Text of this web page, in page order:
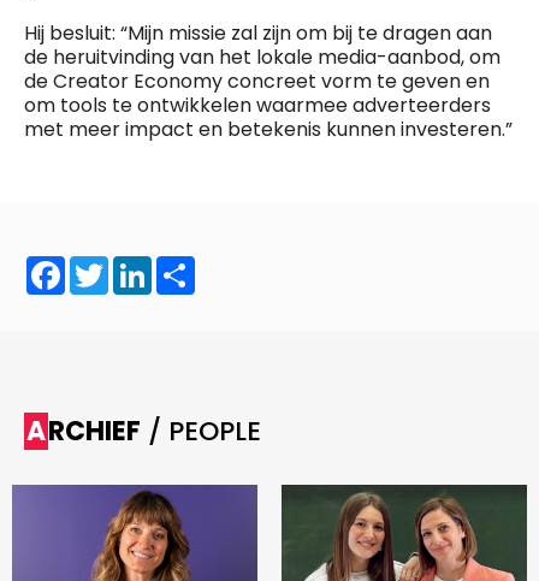
Hij besluit: “Mijn missie zal zijn om bij te dragen aan
de heruitvinding van het lokale media-aanbod, om
de Creator Economy concreet vorm te geven en
om tools te ontwikkelen waarmee adverteerders
met meer impact en betekenis kunnen investeren.”
Facebook
TwitterLinkedIn
ARCHIEF / PEOPLE